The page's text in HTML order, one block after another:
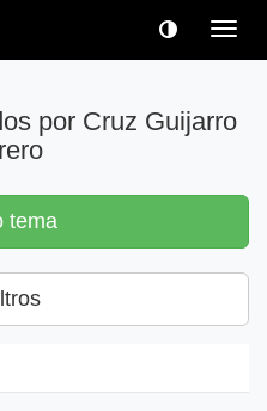
por Cruz Guijarro
tema